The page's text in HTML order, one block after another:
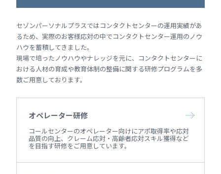
セゾンパーソナルプラスではコンタクトセンターの運用実績があ
るため、実際のお客様応対の中でコンタクトセンター運用のノウ
ハウを蓄積してきました。
現場で培ったノウハウやナレッジを元に、コンタクトセンターに
おける人材の育成や教育体制の整備に関する研修プログラムを多
数ご用意しております。
オペレーター研修
コールセンターのオペレーター向けにアポ取得率や応対
品質の向上、クレーム応対・高齢者応対スキル獲得など
を目指す研修をご用意しています。